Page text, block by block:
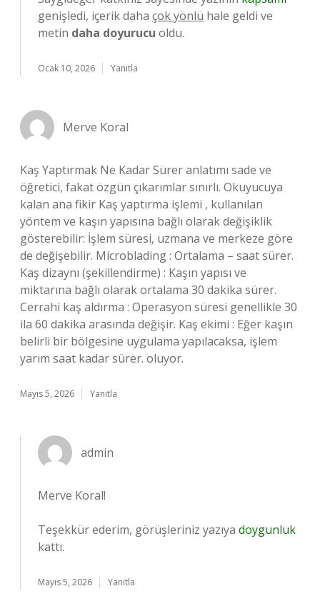
genişledi, içerik daha çok yönlü hale geldi ve
metin daha doyurucu oldu.
Ocak 10, 2026 Yanıtla
Merve Koral
Kaş Yaptırmak Ne Kadar Sürer anlatımı sade ve
öğretici, fakat özgün çıkarımlar sınırlı. Okuyucuya
kalan ana fikir Kaş yaptırma işlemi , kullanılan
yöntem ve kaşın yapısına bağlı olarak değişiklik
gösterebilir: İşlem süresi, uzmana ve merkeze göre
de değişebilir. Microblading : Ortalama – saat sürer.
Kaş dizaynı (şekillendirme) : Kaşın yapısı ve
miktarına bağlı olarak ortalama 30 dakika sürer.
Cerrahi kaş aldırma : Operasyon süresi genellikle 30
ila 60 dakika arasında değişir. Kaş ekimi : Eğer kaşın
belirli bir bölgesine uygulama yapılacaksa, işlem
yarım saat kadar sürer. oluyor.
Mayıs 5, 2026 Yanıtla
admin
Merve Koral!
Teşekkür ederim, görüşleriniz yazıya doygunluk
kattı.
Mayıs 5, 2026 Yanıtla